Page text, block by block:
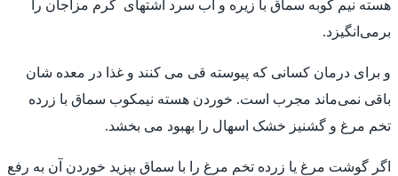
هسته نیم کوبه سماق با زیره و آب سرد اشتهای گرم مزاجان را
برمی‌انگیزد.
و برای درمان کسانی که پیوسته قی می کنند و غذا در معده شان
باقی نمی‌ماند مجرب است. خوردن هسته نیمکوب سماق با زرده
تخم مرغ و گشنیز خشک اسهال را بهبود می بخشد.
اگر گوشت مرغ یا زرده تخم مرغ را با سماق بپزید خوردن آن به رفع